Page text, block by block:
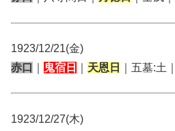
1923/12/21(金)
赤口
鬼宿日 天恩日 ｜五墓:土
1923/12/27(木)